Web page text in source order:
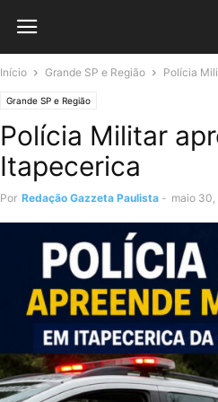
Início Grande SP e Região Polícia
Grande SP e Região
Polícia Militar
Itapecerica
Por Redação Gazzeta Paulista - maio